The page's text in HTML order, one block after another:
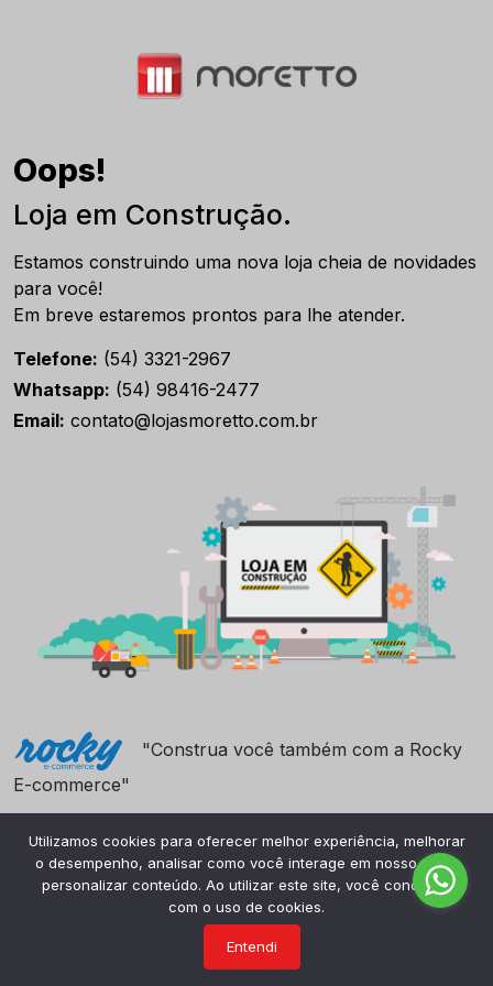
Oops!
Loja em Construção.
Estamos construindo uma nova loja cheia de novidades
para você!
Em breve estaremos prontos para lhe atender.
Telefone: (54) 3321-2967
Whatsapp: (54) 98416-2477
Email: contato@lojasmoretto.com.br
"Construa você também com a Rocky
E-commerce"
Utilizamos cookies para oferecer melhor experiência, melhorar
o desempenho, analisar como você interage em nosso site e
personalizar conteúdo. Ao utilizar este site, você concorda
com o uso de cookies.
Entendi